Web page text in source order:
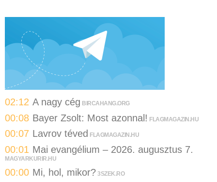
02:12 A nagy cég BIRCAHANG.ORG
00:08 Bayer Zsolt: Most azonnal! FLAGMAGAZIN.HU
00:07 Lavrov téved FLAGMAGAZIN.HU
00:01 Mai evangélium – 2026. augusztus 7.
MAGYARKURIR.HU
00:00 Mi, hol, mikor? 3SZEK.RO